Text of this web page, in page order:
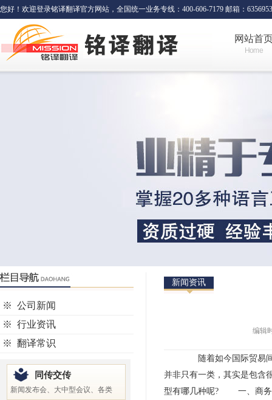
您好！欢迎登录铭译翻译官方网站，全国统一业务专线：400-606-7179 邮箱：
网站首
Home
※ 公司新闻
※ 行业资讯
※ 翻译常识
同传交传
新闻发布会、大中型会议、各类
新闻资讯
编辑
随着如今国际贸易间在
并非只有一类，其实是包含
型有哪几种呢? 一、商务